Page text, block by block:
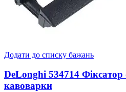
Додати до списку бажань
DeLonghi 534714 Фіксатор
кавоварки